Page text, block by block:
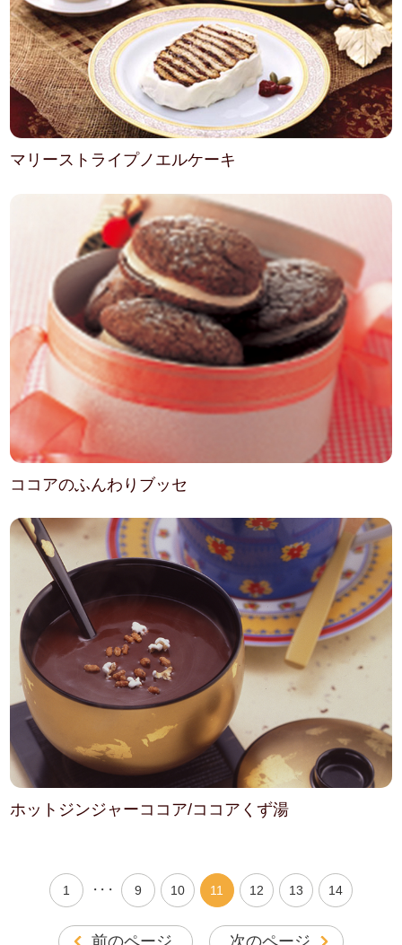
マリーストライプノエルケーキ
ココアのふんわりブッセ
ホットジンジャーココア/ココアくず湯
1 ・・・ 9 10 11 12 13 14